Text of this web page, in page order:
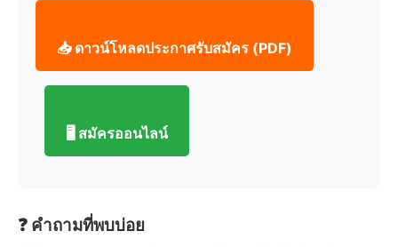
📥 ดาวน์โหลดประกาศรับสมัคร (PDF)
🖥️ สมัครออนไลน์
❓ คำถามที่พบบ่อย